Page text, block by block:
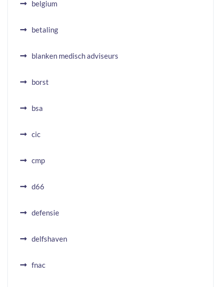
belgium
betaling
blanken medisch adviseurs
borst
bsa
cic
cmp
d66
defensie
delfshaven
fnac